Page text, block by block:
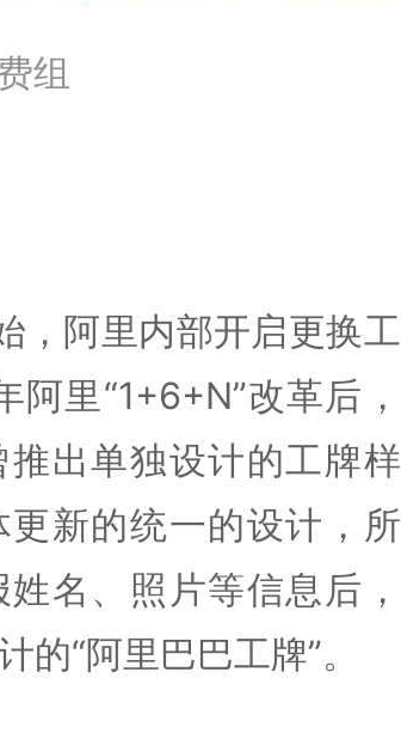
组
，阿里内部开启更换工
里“1+6+N”改革后，
出单独设计的工牌样
新的统一的设计，所
名、照片等信息后，
的“阿里巴巴工牌”。